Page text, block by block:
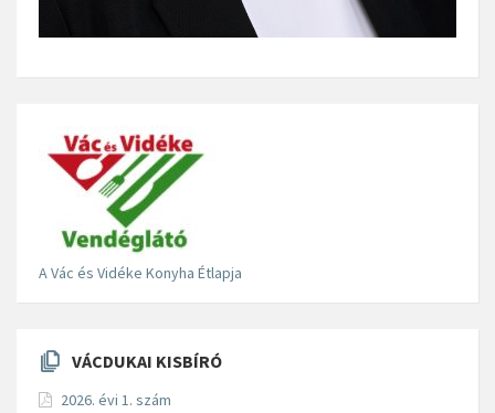
A Vác és Vidéke Konyha Étlapja
VÁCDUKAI KISBÍRÓ
2026. évi 1. szám